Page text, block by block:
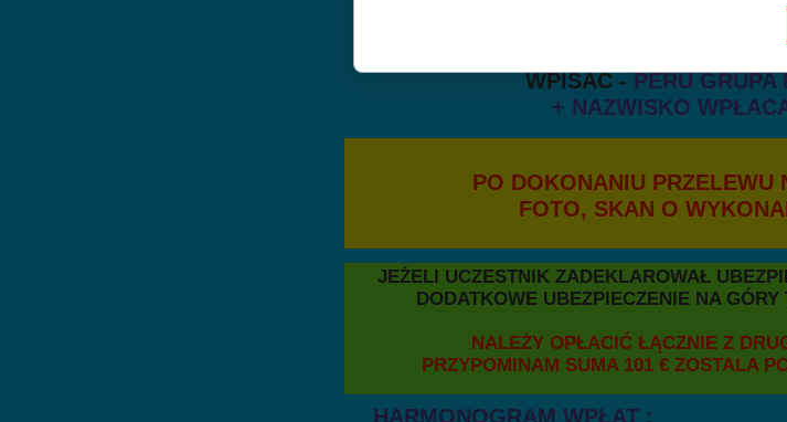
* PRZED WYSŁANIEM PRZELEWU,
CZY NA PRZELEWIE BĘDZIE
WPISAĆ -PERU GRUPA
+ NAZWISKO
PO DOKONANIU PRZELEWU
FOTO, SKAN O WYKONANEJ
JEŻELI UCZESTNIK ZADEKLAROWAŁ
DODATKOWE UBEZPIECZENIE NA GÓRY
NALEŻY OPŁACIĆ ŁĄCZNIE Z DRUGĄ
PRZYPOMINAM SUMA 101 € ZOSTALA
HARMONOGRAM WPŁAT :